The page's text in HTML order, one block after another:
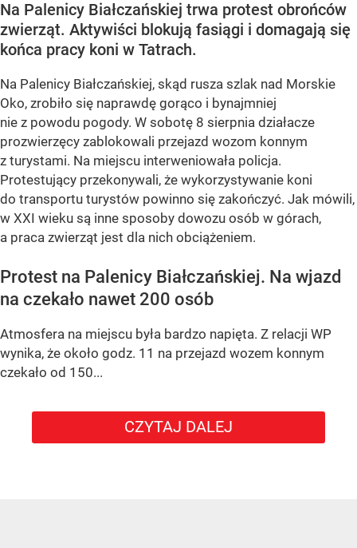
Na Palenicy Białczańskiej trwa protest obrońców
zwierząt. Aktywiści blokują fasiągi i domagają się
końca pracy koni w Tatrach.
Na Palenicy Białczańskiej, skąd rusza szlak nad Morskie
Oko, zrobiło się naprawdę gorąco i bynajmniej
nie z powodu pogody. W sobotę 8 sierpnia działacze
prozwierzęcy zablokowali przejazd wozom konnym
z turystami. Na miejscu interweniowała policja.
Protestujący przekonywali, że wykorzystywanie koni
do transportu turystów powinno się zakończyć. Jak mówili,
w XXI wieku są inne sposoby dowozu osób w górach,
a praca zwierząt jest dla nich obciążeniem.
Protest na Palenicy Białczańskiej. Na wjazd
na czekało nawet 200 osób
Atmosfera na miejscu była bardzo napięta. Z relacji WP
wynika, że około godz. 11 na przejazd wozem konnym
czekało od 150...
CZYTAJ DALEJ